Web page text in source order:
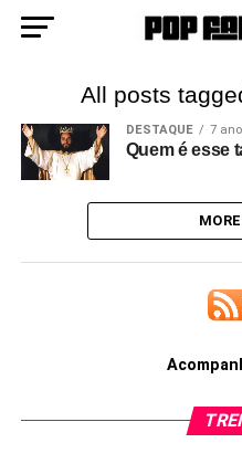
All posts
DESTAQUE 7
Quem é esse